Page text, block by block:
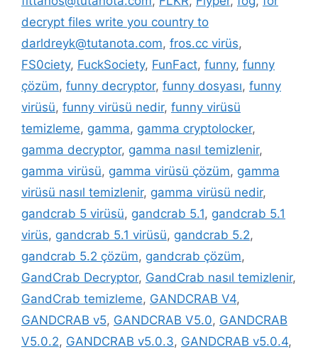
decrypt files write you country to
darldreyk@tutanota.com, fros.cc virüs,
FS0ciety, FuckSociety, FunFact, funny, funny
çözüm, funny decryptor, funny dosyası, funny
virüsü, funny virüsü nedir, funny virüsü
temizleme, gamma, gamma cryptolocker,
gamma decryptor, gamma nasıl temizlenir,
gamma virüsü, gamma virüsü çözüm, gamma
virüsü nasıl temizlenir, gamma virüsü nedir,
gandcrab 5 virüsü, gandcrab 5.1, gandcrab 5.1
virüs, gandcrab 5.1 virüsü, gandcrab 5.2,
gandcrab 5.2 çözüm, gandcrab çözüm,
GandCrab Decryptor, GandCrab nasıl temizlenir,
GandCrab temizleme, GANDCRAB V4,
GANDCRAB v5, GANDCRAB V5.0, GANDCRAB
V5.0.2, GANDCRAB v5.0.3, GANDCRAB v5.0.4,